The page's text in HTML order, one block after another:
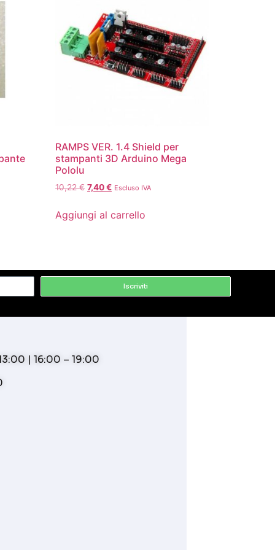
RAMPS VER. 1.4 Shield per
stampanti 3D Arduino Mega
Pololu
10,22€ 7,40€ Escluso IVA
Aggiungi al carrello
Iscriviti
| 16:00 – 19:00